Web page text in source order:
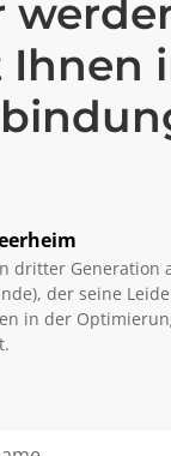
Ihnen
dritter Generation
der seine
in der